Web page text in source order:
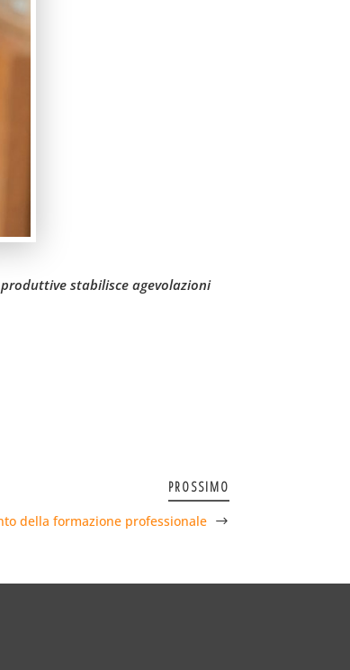
stabilisce agevolazioni
PROSSIMO
della formazione professionale